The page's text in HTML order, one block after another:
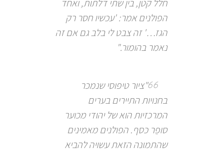
חלל קטן, בין שתי דלתות, ואחד
הפולנים אמר: 'עכשיו חסר רק
הגז…' זה צבט לי בלב גם אם זה
נאמר בהומור."
"ציור טיפוסי שנמכר
בחנויות התיירים בערים
המרכזיות הוא של יהודי מכוער
סופֵר כסף. הפולנים מאמינים
שהתמונה הזאת עשויה להביא